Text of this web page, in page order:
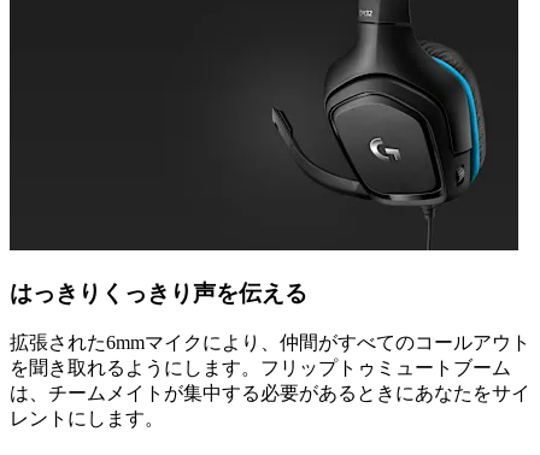
はっきりくっきり声を伝える
拡張された6mmマイクにより、仲間がすべてのコールアウト
を聞き取れるようにします。フリップトゥミュートブーム
は、チームメイトが集中する必要があるときにあなたをサイ
レントにします。